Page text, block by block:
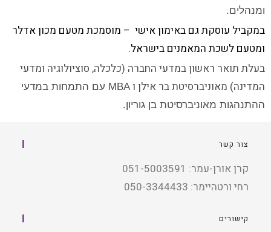
ומנהלים.
במקביל עוסקת גם באימון אישי – מוסמכת מטעם מכון אדלר
ומטעם לשכת המאמנים בישראל.
בעלת תואר ראשון במדעי החברה (כלכלה, סוציולוגיה ומדעי
המדינה) מאוניברסיטת בר אילן ו MBA עם התמחות במדעי
ההתנהגות מאוניברסיטת בן גוריון.
צור קשר
קרן אורן-עמר: 051-5003591
רחי ורטהיימר: 050-3344433
קישורים